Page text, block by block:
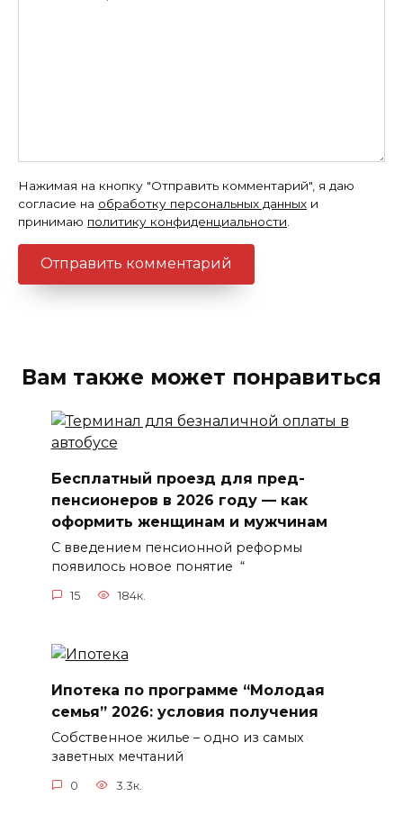
Нажимая на кнопку "Отправить комментарий", я даю
согласие на обработку персональных данных и
принимаю политику конфиденциальности
Вам также может понравиться
Бесплатный проезд для пред-
пенсионеров в 2026 году — как
оформить женщинам и мужчинам
С введением пенсионной реформы
появилось новое понятие “
15 184к.
Ипотека по программе “Молодая
семья” 2026: условия получения
Собственное жилье – одно из самых
заветных мечтаний
0 3.3к.